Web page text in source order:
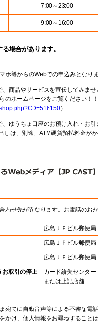
7:00～23:00
9:00～16:00
場合があります。
等からのWebでの申込みとなりま
商品やサービスを宣伝してみませ
ホームページをご覧ください！！
）
ゆうちょ口座のお預け入れ・お引
は、別途、ATM硬貨預払料金がか
せ先が異なります。お電話のお
広島ＪＰビル郵便局
広島ＪＰビル郵便局
広島ＪＰビル郵便局
お取引の停止 カード紛失センター
または上記店舗
宛てに自動音声等による不審な電
かけ、個人情報をお尋ねすることは